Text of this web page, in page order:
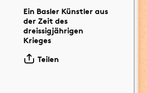
Ein Basler Künstler aus
der Zeit des
dreissigjährigen
Krieges
Teilen